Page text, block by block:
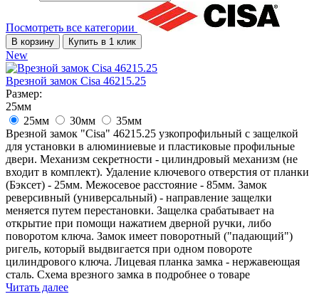
Посмотреть все категории
В корзину Купить в 1 клик
New
Врезной замок Cisa 46215.25
Размер:
25мм
25мм
30мм
35мм
Врезной замок "Cisa" 46215.25 узкопрофильный с защелкой
для установки в алюминиевые и пластиковые профильные
двери. Механизм секретности - цилиндровый механизм (не
входит в комплект). Удаление ключевого отверстия от планки
(Бэксет) - 25мм. Межосевое расстояние - 85мм. Замок
реверсивный (универсальный) - направление защелки
меняется путем перестановки. Защелка срабатывает на
открытие при помощи нажатием дверной ручки, либо
поворотом ключа. Замок имеет поворотный ("падающий")
ригель, который выдвигается при одном повороте
цилиндрового ключа. Лицевая планка замка - нержавеющая
сталь. Схема врезного замка в подробнее о товаре
Читать далее